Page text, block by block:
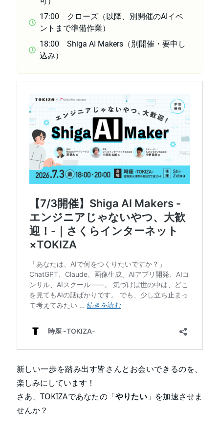
17:00 クローズ（以降、別開催のAIイベ
ントまで準備作業）
18:00 Shiga AI Makers（別開催・要申し
込み）
新しい一歩を踏み出す皆さんとお会いできるのを、
楽しみにしています！
さあ、TOKIZAであなたの「やりたい」を加速させま
せんか？